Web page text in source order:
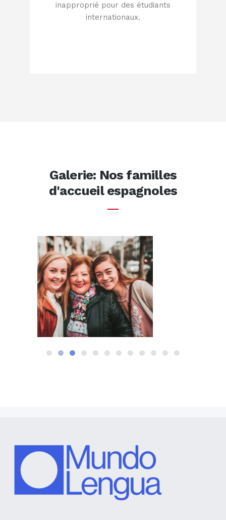
inapproprié pour des étudiants
internationaux.
Galerie: Nos familles
d'accueil espagnoles